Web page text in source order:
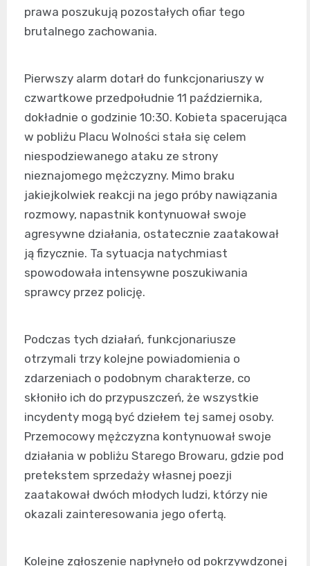
prawa poszukują pozostałych ofiar tego
brutalnego zachowania.
Pierwszy alarm dotarł do funkcjonariuszy w
czwartkowe przedpołudnie 11 października,
dokładnie o godzinie 10:30. Kobieta spacerująca
w pobliżu Placu Wolności stała się celem
niespodziewanego ataku ze strony
nieznajomego mężczyzny. Mimo braku
jakiejkolwiek reakcji na jego próby nawiązania
rozmowy, napastnik kontynuował swoje
agresywne działania, ostatecznie zaatakował
ją fizycznie. Ta sytuacja natychmiast
spowodowała intensywne poszukiwania
sprawcy przez policję.
Podczas tych działań, funkcjonariusze
otrzymali trzy kolejne powiadomienia o
zdarzeniach o podobnym charakterze, co
skłoniło ich do przypuszczeń, że wszystkie
incydenty mogą być dziełem tej samej osoby.
Przemocowy mężczyzna kontynuował swoje
działania w pobliżu Starego Browaru, gdzie pod
pretekstem sprzedaży własnej poezji
zaatakował dwóch młodych ludzi, którzy nie
okazali zainteresowania jego ofertą.
Kolejne zgłoszenie napłynęło od pokrzywdzonej